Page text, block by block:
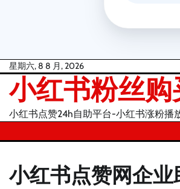
Skip
content
星期六, 8 8 月, 2026
小红书粉丝购
小红书点赞24h自助平台-小红书涨粉播
小红书点赞网企